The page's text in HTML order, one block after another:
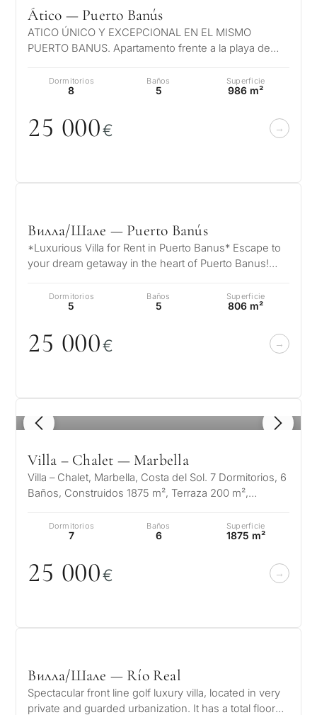
Ático — Puerto Banús
ATICO ÚNICO Y EXCEPCIONAL EN EL MISMO
PUERTO BANUS. Apartamento frente a la playa de
Dormitorios
8
Baños
5
Superficie
986 m²
25 000€
Вилла/Шале — Puerto Banús
*Luxurious Villa for Rent in Puerto Banus* Escape to
your dream getaway in the heart of Puerto Banus!
Dormitorios
5
Baños
5
Superficie
806 m²
25 000€
1 / 8
Villa – Chalet — Marbella
Villa – Chalet, Marbella, Costa del Sol. 7 Dormitorios, 6
Baños, Construidos 1875 m², Terraza 200 m²,
Dormitorios
7
Baños
6
Superficie
1875 m²
25 000€
Вилла/Шале — Río Real
Spectacular front line golf luxury villa, located in very
private and guarded urbanization. It has a total floor
CUESTIONARIO
Selección
personalizada
propiedades
Responda a unas
preguntas y
propiedades y soluciones
según su presupuesto,
legales.
1 / 7
Sin compromiso •
30 minutos
Sin spam ni
Sólo 1 respuesta
Confidencial